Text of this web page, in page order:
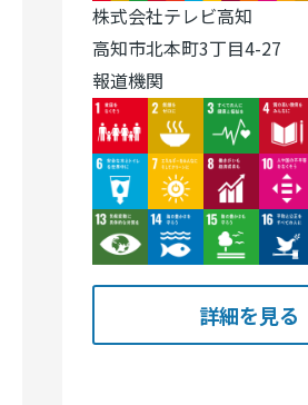
株式会社テレビ高知
高知市北本町3丁目4-27
報道機関
Image
Image Image Image
Image Image Image Image
Image Image Image Image
詳細を見る